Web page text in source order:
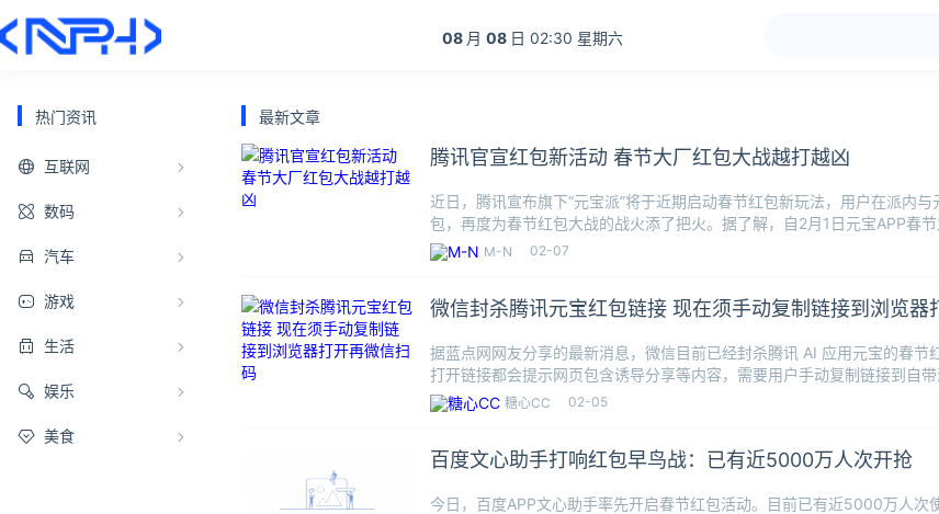
08 月 08 日 02:30 星期六
热门资讯
互联网
数码
汽车
游戏
生活
娱乐
美食
最新文章
腾讯官宣红包新活动 春节大厂红包大战越打越凶
近日，腾讯宣布旗下“元宝派”将于近期启动春节红包新玩法，用户在派内
包，再度为春节红包大战的战火添了把火。据了解，自2月1日元宝APP春
来，元宝AM-N 02-07
微信封杀腾讯元宝红包链接 现在须手动复制链接到浏览器
据蓝点网网友分享的最新消息，微信目前已经封杀腾讯 AI 应用元宝的春节
打开链接都会提示网页包含诱导分享等内容，需要用户手动复制链接到自
发现情况属实糖心CC 02-05
百度文心助手打响红包早鸟战：已有近5000万人次开抢
今日，百度APP文心助手率先开启春节红包活动。目前已有近5000万人次